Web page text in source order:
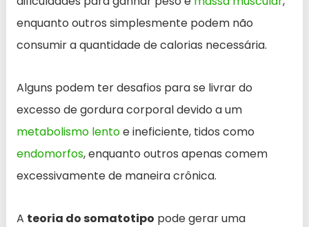
enquanto outros simplesmente podem não
consumir a quantidade de calorias necessária.
Alguns podem ter desafios para se livrar do
excesso de gordura corporal devido a um
metabolismo lentoe ineficiente, tidos como
endomorfos, enquanto outros apenas comem
excessivamente de maneira crônica.
A teoria do somatotipo pode gerar uma